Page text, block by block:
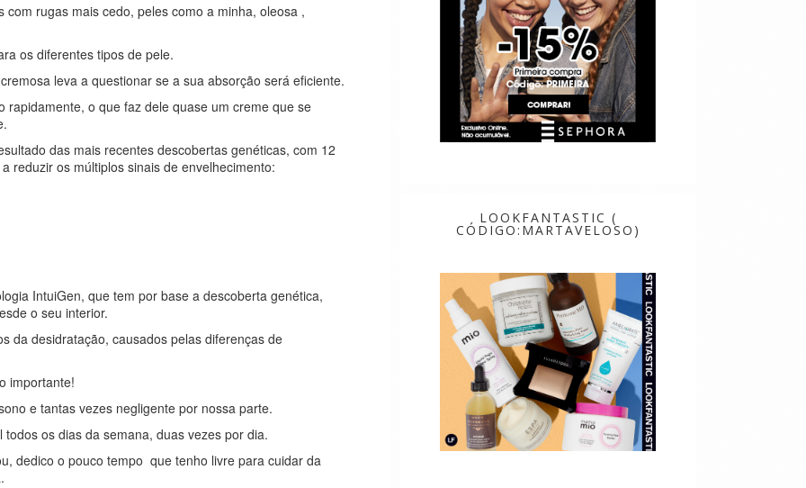
rugas mais cedo, peles como a minha, oleosa ,
os diferentes tipos de pele.
leva a questionar se a sua absorção será eficiente.
rapidamente, o que faz dele quase um creme que se
das mais recentes descobertas genéticas, com 12
reduzir os múltiplos sinais de envelhecimento:
IntuiGen, que tem por base a descoberta genética,
o seu interior.
da desidratação, causados pelas diferenças de
importante!
e tantas vezes negligente por nossa parte.
os dias da semana, duas vezes por dia.
dedico o pouco tempo que tenho livre para cuidar da
LOOKFANTASTIC (
CÓDIGO:MARTAVELOSO)